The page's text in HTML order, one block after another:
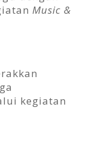
Music &
kegiatan